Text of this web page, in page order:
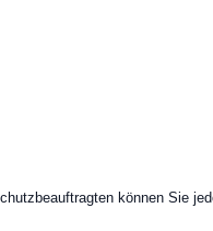
können Sie